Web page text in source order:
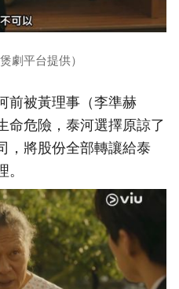
劇平台提供）
前被黃理事（李準赫
命危險，泰河選擇原諒了
，將股份全部轉讓給泰